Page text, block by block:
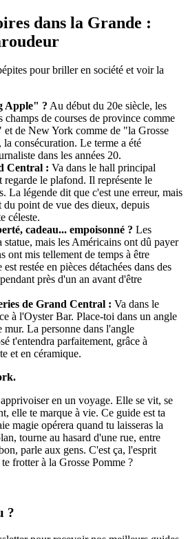
dans la Grande :
pour briller en société et voir la
Apple" ? Au début du 20e siècle, les
champs de courses de province comme
et de New York comme de "la Grosse
consécuration. Le terme a été
dans les années 20.
Central : Va dans le hall principal
le plafond. Il représente le
La légende dit que c'est une erreur, mais
du point de vue des dieux, depuis
céleste.
cadeau... empoisonné ? Les
mais les Américains ont dû payer
ont mis tellement de temps à être
restée en pièces détachées dans des
près d'un an avant d'être
de Grand Central : Va dans le
à l'Oyster Bar. Place-toi dans un angle
mur. La personne dans l'angle
t'entendra parfaitement, grâce à
et en céramique.
en un voyage. Elle se vit, se
elle te marque à vie. Ce guide est ta
magie opérera quand tu laisseras la
tourne au hasard d'une rue, entre
parle aux gens. C'est ça, l'esprit
frotter à la Grosse Pomme ?
?